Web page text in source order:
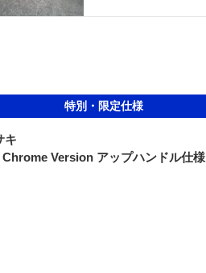
特別・限定仕様
キ
Chrome Version アップハンドル仕様